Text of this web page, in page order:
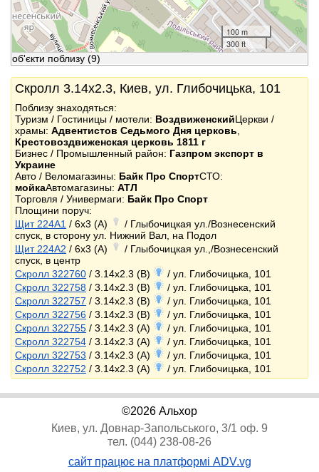
100 m
300 ft
об'єкти поблизу (9)
Скролл 3.14x2.3, Киев, ул. Глибочицька, 101
Поблизу знаходяться:
Туризм / Гостиницы / мотели: ВоздвиженскийЦеркви /
храмы: Адвентистов Седьмого Дня церковь
Крестовоздвиженская церковь 1811 г
Бизнес / Промышленный район: Газпром экспорт в
Украине
Авто / Веломагазины: Байк Про СпортСТО:
мойкаАвтомагазины: АТЛ
Торговля / Универмаги: Байк Про Спорт
Площини поруч:
Щит 224A1 / 6x3 (A)
/ Глыбочицкая ул./Вознесенский
спуск, в сторону ул. Нижний Вал, на Подол
Щит 224A2 / 6x3 (A)
/ Глыбочицкая ул.,/Вознесенский
спуск, в центр
Скролл 322760 / 3.14x2.3 (B)
/ ул. Глибочицька, 101
Скролл 322758 / 3.14x2.3 (B)
/ ул. Глибочицька, 101
Скролл 322757 / 3.14x2.3 (B)
/ ул. Глибочицька, 101
Скролл 322756 / 3.14x2.3 (B)
/ ул. Глибочицька, 101
Скролл 322755 / 3.14x2.3 (A)
/ ул. Глибочицька, 101
Скролл 322754 / 3.14x2.3 (A)
/ ул. Глибочицька, 101
Скролл 322753 / 3.14x2.3 (A)
/ ул. Глибочицька, 101
Скролл 322752 / 3.14x2.3 (A) / ул. Глибочицька, 101
©2026 Альхор
Киев, ул. Довнар-Запольського, 3/1 оф. 9
тел. (044) 238-08-26
сайт працює на платформі ADV.vg